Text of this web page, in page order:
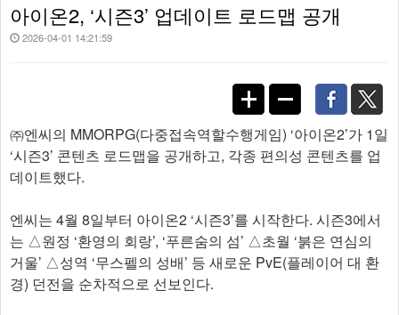
아이온2, ‘시즌3’ 업데이트 로드맵 공개
2026-04-01 14:21:59
㈜엔씨의 MMORPG(다중접속역할수행게임) ‘아이온2’가 1일
‘시즌3’ 콘텐츠 로드맵을 공개하고, 각종 편의성 콘텐츠를 업
데이트했다.
엔씨는 4월 8일부터 아이온2 ‘시즌3’를 시작한다. 시즌3에서
는 △원정 ‘환영의 회랑’, ‘푸른숨의 섬’ △초월 ‘붉은 연심의
거울’ △성역 ‘무스펠의 성배’ 등 새로운 PvE(플레이어 대 환
경) 던전을 순차적으로 선보인다.